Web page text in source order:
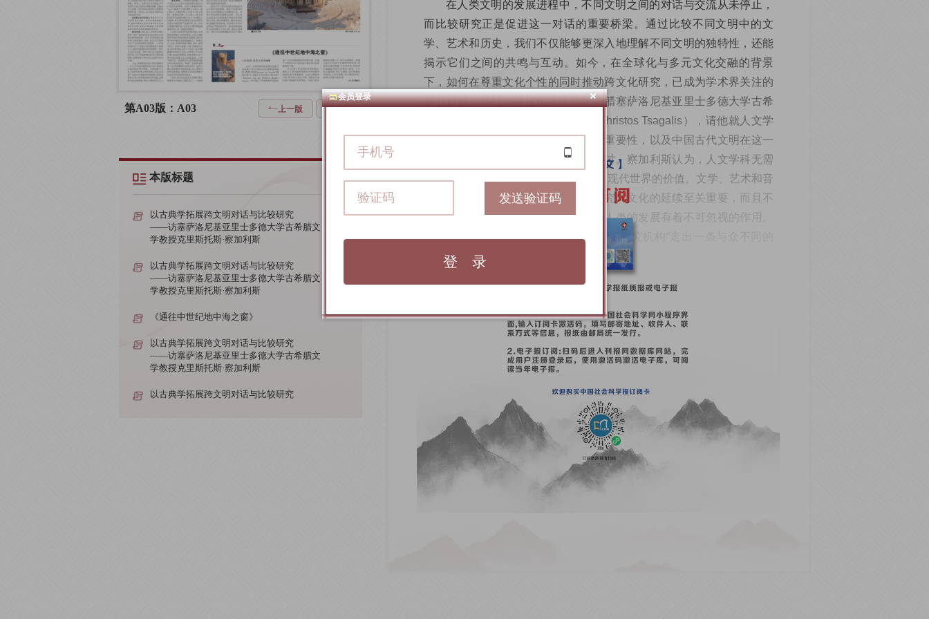
第A03版：A03 上一版 下一版
本版标题
以古典学拓展跨文明对话与比较研究
——访塞萨洛尼基亚里士多德大学古希腊文
学教授克里斯托斯·察加利斯
以古典学拓展跨文明对话与比较研究
——访塞萨洛尼基亚里士多德大学古希腊文
学教授克里斯托斯·察加利斯
《通往中世纪地中海之窗》
以古典学拓展跨文明对话与比较研究
——访塞萨洛尼基亚里士多德大学古希腊文
学教授克里斯托斯·察加利斯
以古典学拓展跨文明对话与比较研究
在人类文明的发展进程中，不同文明之间的对话与交流从未停止，
而比较研究正是促进这一对话的重要桥梁。通过比较不同文明中的文
学、艺术和历史，我们不仅能够更深入地理解不同文明的独特性，还能
揭示它们之间的共鸣与互动。如今，在全球化与多元文化交融的背景
下，如何在尊重文化个性的同时推动跨文化研究，已成为学术界关注的
核心议题。为此，本报记者专访了希腊塞萨洛尼基亚里士多德大学古希
腊文学教授克里斯托斯·察加利斯（Christos Tsagalis），请他就人文学
科的价值、古典学及史诗比较研究的重要性，以及中国古代文明在这一
体系中的学术定位等问题进行深入探讨。察加利斯认为，人文学科无需
以带有“辩护”意味的姿态来证明自身在现代世界的价值。文学、艺术和音
乐是所有文明的基石，关于它们的研究对文化的延续至关重要，而且不
同文明间的对话和跨文化交流对于全人类的发展有着不可忽视的作用。
谈到中国古典文明研究院，他期待这一研究机构“走出一条与众不同的
路”。
会员登录
发送验证码